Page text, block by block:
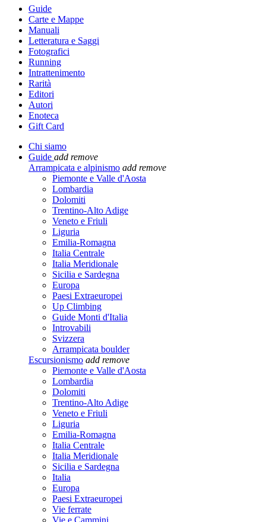
Guide
Carte e Mappe
Manuali
Letteratura e Saggi
Fotografici
Running
Intrattenimento
Rarità
Editori
Autori
Enoteca
Gift Card
Chi siamo
Guide add remove
Arrampicata e alpinismo add remove
Piemonte e Valle d'Aosta
Lombardia
Dolomiti
Trentino-Alto Adige
Veneto e Friuli
Liguria
Emilia-Romagna
Italia Centrale
Italia Meridionale
Sicilia e Sardegna
Europa
Paesi Extraeuropei
Up Climbing
Guide Monti d'Italia
Introvabili
Svizzera
Arrampicata boulder
Escursionismo add remove
Piemonte e Valle d'Aosta
Lombardia
Dolomiti
Trentino-Alto Adige
Veneto e Friuli
Liguria
Emilia-Romagna
Italia Centrale
Italia Meridionale
Sicilia e Sardegna
Italia
Europa
Paesi Extraeuropei
Vie ferrate